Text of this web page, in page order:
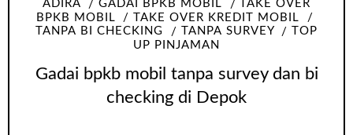
ADIRA GADAI BPKB MOBIL
TAKE OVER
BPKB MOBIL
TAKE OVER KREDIT MOBIL
TANPA BI CHECKING
TANPA SURVEY
TOP
UP PINJAMAN
Gadai bpkb mobil tanpa survey dan bi
checking di Depok